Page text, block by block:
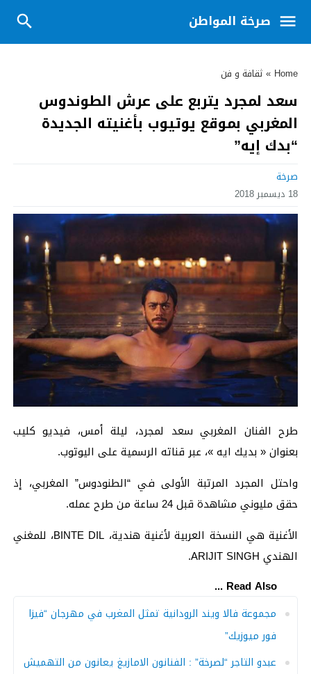
صرخة المواطن
Home
» ثقافة و فن
سعد لمجرد يتربع على عرش الطوندوس
المغربي بموقع يوتيوب بأغنيته الجديدة
“بدك إيه”
صرخة
18 ديسمبر 2018
طرح الفنان المغربي سعد لمجرد، ليلة أمس، فيديو كليب
بعنوان « بديك ايه »، عبر قناته الرسمية على اليوتوب.
واحتل المجرد المرتبة اﻷولى في “الطنودوس” المغربي، إذ
حقق مليوني مشاهدة قبل 24 ساعة من طرح عمله.
اﻷغنية هي النسخة العربية ﻷغنية هندية، BINTE DIL، للمغني
الهندي ARIJIT SINGH.
Read Also ...
مجموعة فالا ويند الرودانية تمثل المغرب في مهرجان “فيزا
فور ميوزيك”
عبدو التاجر “لصرخة” : الفنانون الامازيغ يعانون من التهميش